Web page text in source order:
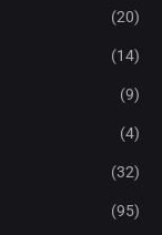
(20)
(14)
(9)
(4)
(32)
(95)